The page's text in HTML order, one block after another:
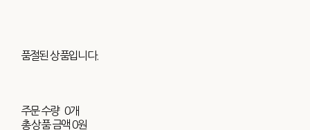
품절된 상품입니다.
주문 수량 0개
총 상품 금액0원